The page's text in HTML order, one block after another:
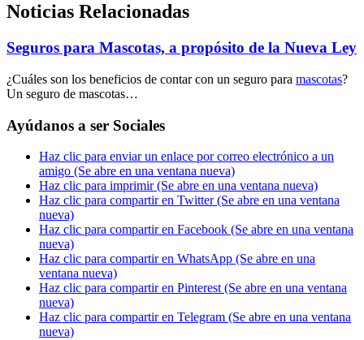
Noticias Relacionadas
Seguros para Mascotas, a propósito de la Nueva Ley
¿Cuáles son los beneficios de contar con un seguro para mascotas?
Un seguro de mascotas…
Ayúdanos a ser Sociales
Haz clic para enviar un enlace por correo electrónico a un
amigo (Se abre en una ventana nueva)
Haz clic para imprimir (Se abre en una ventana nueva)
Haz clic para compartir en Twitter (Se abre en una ventana
nueva)
Haz clic para compartir en Facebook (Se abre en una ventana
nueva)
Haz clic para compartir en WhatsApp (Se abre en una
ventana nueva)
Haz clic para compartir en Pinterest (Se abre en una ventana
nueva)
Haz clic para compartir en Telegram (Se abre en una ventana
nueva)